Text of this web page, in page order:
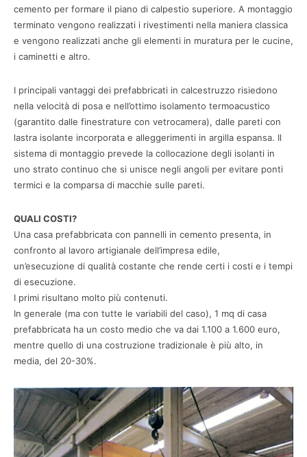
cemento per formare il piano di calpestio superiore. A montaggio
terminato vengono realizzati i rivestimenti nella maniera classica
e vengono realizzati anche gli elementi in muratura per le cucine,
i caminetti e altro.
I principali vantaggi dei prefabbricati in calcestruzzo risiedono
nella velocità di posa e nell’ottimo isolamento termoacustico
(garantito dalle finestrature con vetrocamera), dalle pareti con
lastra isolante incorporata e alleggerimenti in argilla espansa. Il
sistema di montaggio prevede la collocazione degli isolanti in
uno strato continuo che si unisce negli angoli per evitare ponti
termici e la comparsa di macchie sulle pareti.
QUALI COSTI?
Una casa prefabbricata con pannelli in cemento presenta, in
confronto al lavoro artigianale dell’impresa edile,
un’esecuzione di qualità costante che rende certi i costi e i tempi
di esecuzione.
I primi risultano molto più contenuti.
In generale (ma con tutte le variabili del caso), 1 mq di casa
prefabbricata ha un costo medio che va dai 1.100 a 1.600 euro,
mentre quello di una costruzione tradizionale è più alto, in
media, del 20-30%.